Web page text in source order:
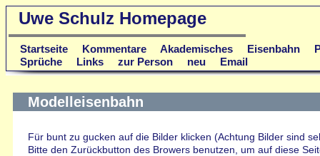
Uwe Schulz Homepage
Startseite Kommentare Akademisches Eisenbahn
Sprüche
Links zur Person neu Email
Modelleisenbahn
Für bunt zu gucken auf die Bilder klicken (Achtung Bilder sind
Bitte den Zurückbutton des Browers benutzen, um auf diese